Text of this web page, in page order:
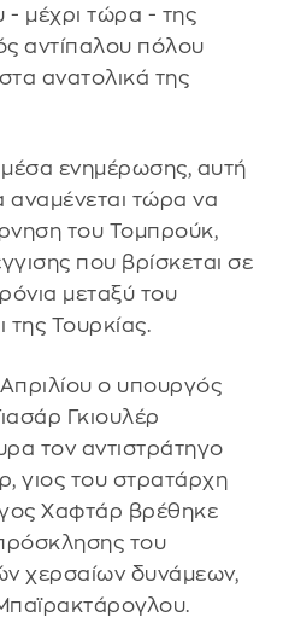
- μέχρι τώρα - της
αντίπαλου πόλου
ανατολικά της
ενημέρωσης, αυτή
αναμένεται τώρα να
του Τομπρούκ,
που βρίσκεται σε
μεταξύ του
Τουρκίας.
Απριλίου ο υπουργός
Γκιουλέρ
τον αντιστράτηγο
γιος του στρατάρχη
Χαφτάρ βρέθηκε
του
χερσαίων δυνάμεων,